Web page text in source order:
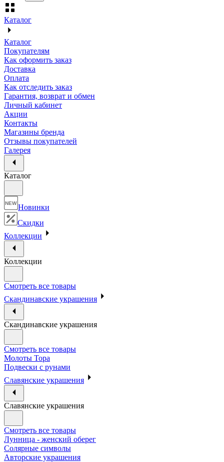
Каталог
Каталог
Покупателям
Как оформить заказ
Доставка
Оплата
Как отследить заказ
Гарантия, возврат и обмен
Личный кабинет
Акции
Контакты
Магазины бренда
Отзывы покупателей
Галерея
Каталог
NEW Новинки
Скидки
Коллекции
Коллекции
Смотреть все товары
Скандинавские украшения
Скандинавские украшения
Смотреть все товары
Молоты Тора
Подвески с рунами
Славянские украшения
Славянские украшения
Смотреть все товары
Лунница - женский оберег
Солярные символы
Авторские украшения